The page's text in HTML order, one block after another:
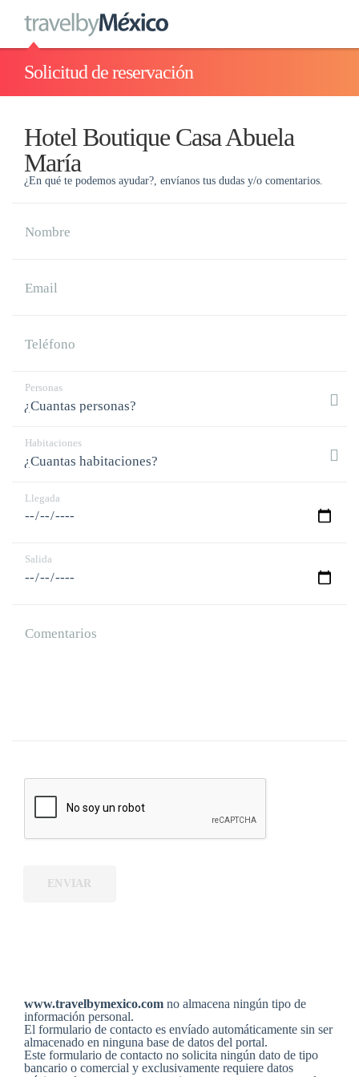
Solicitud de reservación
Hotel Boutique Casa Abuela
María
¿En qué te podemos ayudar?, envíanos tus dudas y/o comentarios.
Nombre
Email
Teléfono
Personas
Habitaciones
Llegada
Salida
Comentarios
ENVIAR
www.travelbymexico.com no almacena ningún tipo de
información personal.
El formulario de contacto es envíado automáticamente sin ser
almacenado en ninguna base de datos del portal.
Este formulario de contacto no solicita ningún dato de tipo
bancario o comercial y exclusivamente requiere datos